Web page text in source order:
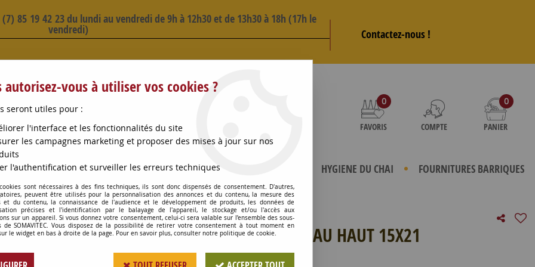
85 19 42 23 du lundi au vendredi de 9h à 12h30 et de 13h30 à 18h (17h le
vendredi) Contactez-nous !
0
FAVORIS COMPTE
0
PANIER
CONSOMMABLES OENOLOGIE HYGIENE DU CHAI FOURNITURES BARRIQUES
RETOUR DE NIVEAU HAUT 15X21
ROBINET RETOUR DE NIVEAU HAUT 15X21
autorisez-vous à utiliser vos cookies ?
seront utiles pour :
l'interface et les fonctionnalités du site
les campagnes marketing et proposer des mises à jour sur nos
l'authentification et surveiller les erreurs techniques
sont nécessaires à des fins techniques, ils sont donc dispensés de consentement. D'autres,
peuvent être utilisés pour la personnalisation des annonces et du contenu, la mesure des
et du contenu, la connaissance de l'audience et le développement de produits, les données de
précises et l'identification par le balayage de l'appareil, le stockage et/ou l'accès aux
sur un appareil. Si vous donnez votre consentement, celui-ci sera valable sur l’ensemble des sous-
de SOMAVITEC. Vous disposez de la possibilité de retirer votre consentement à tout moment en
le widget en bas à droite de la page. Pour en savoir plus, consulter notre politique de cookie.